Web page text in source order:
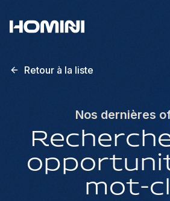
Retour à la liste
Nos dernières
mot-